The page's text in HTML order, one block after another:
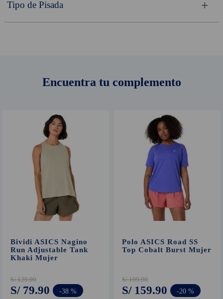
Tipo de Pisada
Encuentra tu complemento
Bividi ASICS Nagino
Run Adjustable Tank
Khaki Mujer
S/ 129.90
S/ 79.90 -38 %
Polo ASICS Road SS
Top Cobalt Burst Mujer
S/ 199.90
S/ 159.90 -20 %